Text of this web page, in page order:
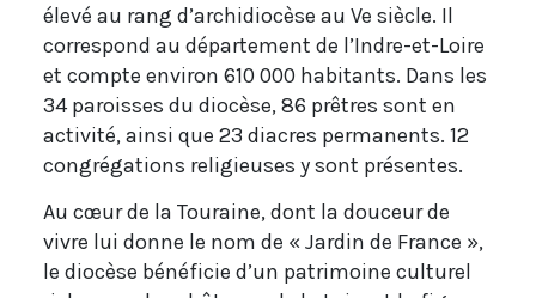
élevé au rang d’archidiocèse au Ve siècle. Il
correspond au département de l’Indre-et-Loire
et compte environ 610 000 habitants. Dans les
34 paroisses du diocèse, 86 prêtres sont en
activité, ainsi que 23 diacres permanents. 12
congrégations religieuses y sont présentes.
Au cœur de la Touraine, dont la douceur de
vivre lui donne le nom de « Jardin de France »,
le diocèse bénéficie d’un patrimoine culturel